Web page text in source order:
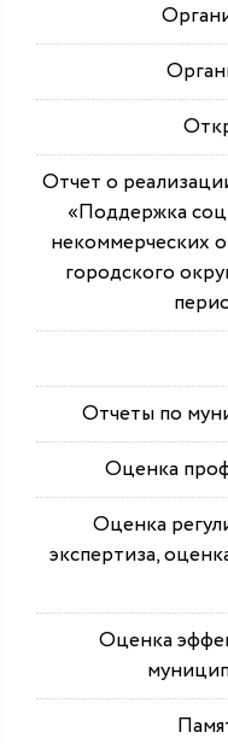
Отчет о
«Поддержка
некоммерческих
городского
Отчеты по
Оценка
Оценка
экспертиза,
Оценка